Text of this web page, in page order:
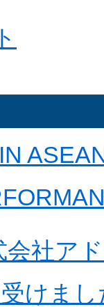
会社ア
けまし